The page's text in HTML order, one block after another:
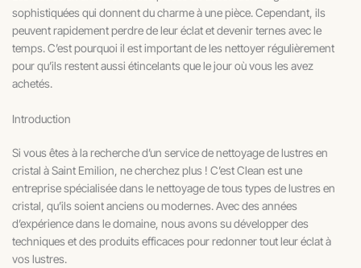
sophistiquées qui donnent du charme à une pièce. Cependant, ils
peuvent rapidement perdre de leur éclat et devenir ternes avec le
temps. C’est pourquoi il est important de les nettoyer régulièrement
pour qu’ils restent aussi étincelants que le jour où vous les avez
achetés.
Introduction
Si vous êtes à la recherche d’un service de nettoyage de lustres en
cristal à Saint Emilion, ne cherchez plus ! C’est Clean est une
entreprise spécialisée dans le nettoyage de tous types de lustres en
cristal, qu’ils soient anciens ou modernes. Avec des années
d’expérience dans le domaine, nous avons su développer des
techniques et des produits efficaces pour redonner tout leur éclat à
vos lustres.